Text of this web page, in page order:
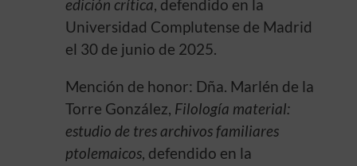
edición crítica, defendido en la
Universidad Complutense de Madrid
el 30 de junio de 2025.
Mención de honor: Dña. Marlén de la
Torre González, Filología material:
estudio de tres archivos familiares
ptolemaicos, defendido en la